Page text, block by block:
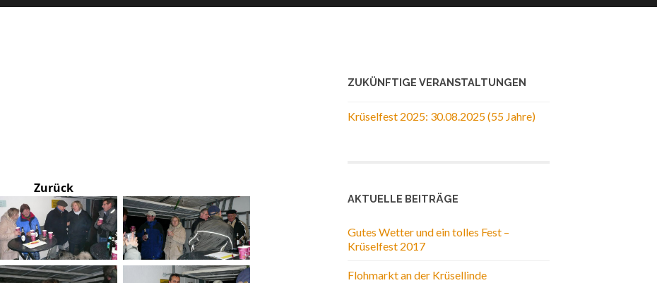
Zurück
ZUKÜNFTIGE VERANSTALTUNGEN
Krüselfest 2025: 30.08.2025 (55 Jahre)
AKTUELLE BEITRÄGE
Gutes Wetter und ein tolles Fest –
Krüselfest 2017
Flohmarkt an der Krüsellinde